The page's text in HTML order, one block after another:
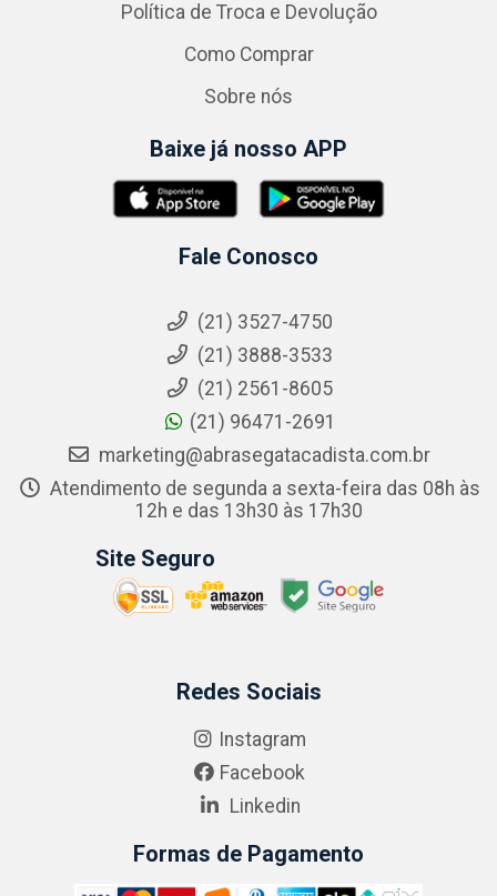
Política de Troca e Devolução
Como Comprar
Sobre nós
Baixe já nosso APP
Fale Conosco
(21) 3527-4750
(21) 3888-3533
(21) 2561-8605
(21) 96471-2691
marketing@abrasegatacadista.com.br
Atendimento de segunda a sexta-feira das 08h às
12h e das 13h30 às 17h30
Site Seguro
Redes Sociais
Instagram
Facebook
Linkedin
Formas de Pagamento